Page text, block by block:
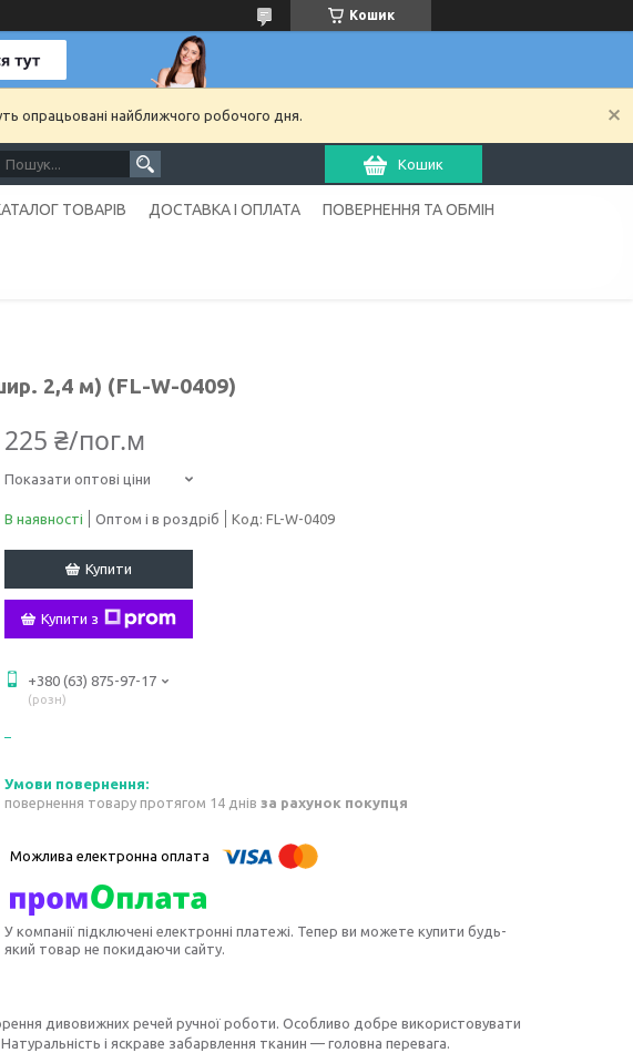
Кошик
опрацьовані найближчого робочого дня.
Кошик
ТОВАРІВ ДОСТАВКА І ОПЛАТА ПОВЕРНЕННЯ ТА ОБМІН
2,4 м) (FL-W-0409)
225 ₴/пог.м
Показати оптові ціни
В наявності Оптом і в роздріб Код: FL-W-0409
Купити
Купити з
+380 (63) 875-97-17
розн
повернення товару протягом 14 днів за рахунок покупця
У компанії підключені електронні платежі. Тепер ви можете купити будь-
який товар не покидаючи сайту.
дивовижних речей ручної роботи. Особливо добре використовувати
і яскраве забарвлення тканин — головна перевага.